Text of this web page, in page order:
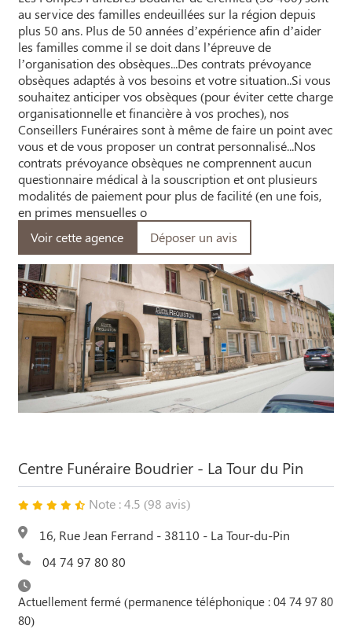
au service des familles endeuillées sur la région depuis
plus 50 ans. Plus de 50 années d’expérience afin d’aider
les familles comme il se doit dans l’épreuve de
l’organisation des obsèques...Des contrats prévoyance
obsèques adaptés à vos besoins et votre situation..Si vous
souhaitez anticiper vos obsèques (pour éviter cette charge
organisationnelle et financière à vos proches), nos
Conseillers Funéraires sont à même de faire un point avec
vous et de vous proposer un contrat personnalisé...Nos
contrats prévoyance obsèques ne comprennent aucun
questionnaire médical à la souscription et ont plusieurs
modalités de paiement pour plus de facilité (en une fois,
en primes mensuelles o
Voir cette agence
Déposer un avis
Centre Funéraire Boudrier - La Tour du Pin
Note : 4.5 (98 avis)
16, Rue Jean Ferrand - 38110 - La Tour-du-Pin
04 74 97 80 80
Actuellement fermé (permanence téléphonique : 04 74 97 80
80)